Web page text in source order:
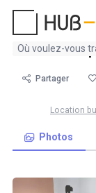
Aucun
trouvé
Bureau
Partager
Location
Photos